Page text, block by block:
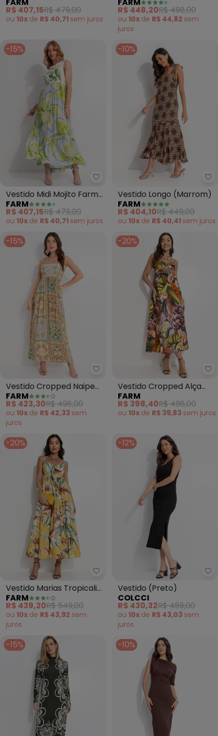
Viscolinho (Verde)
FARM
R$ 407,15R$ 479,00
ou 10x de R$ 40,71 sem juros
Tropical (Marrom)
FARM
R$ 448,20R$ 498,00
ou 10x de R$ 44,82 sem
juros
-15%
Farm - Vestido Midi Mojito
Vestido Midi Mojito Farm
Rio (Azul)
FARM
R$ 407,15R$ 479,00
ou 10x de R$ 40,71 sem juros
-10%
Vestido Longo (Marrom)
FARM
R$ 404,10R$ 449,00
ou 10x de R$ 40,41 sem juros
-15%
Farm - Vestido Cropped Naipe
Vestido Cropped Naipe
Animal (Amarelo)
FARM
R$ 423,30R$ 498,00
ou 10x de R$ 42,33 sem
juros
-20%
Vestido Cropped Alça
Folhagem de Inverno
(Verde)
FARM
R$ 398,40R$ 498,00
ou 10x de R$ 39,83 sem juros
-20%
Farm - Vestido Marias
Vestido Marias Tropicalia
(Amarelo)
FARM
R$ 439,20R$ 549,00
ou 10x de R$ 43,92 sem
juros
-12%
Vestido (Preto)
COLCCI
R$ 430,32R$ 489,00
ou 10x de R$ 43,03 sem
juros
-15% -10%